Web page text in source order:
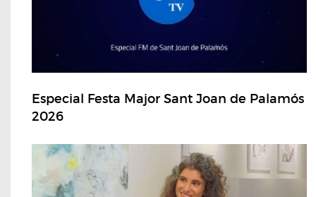
Especial Festa Major Sant Joan de Palamós
2026